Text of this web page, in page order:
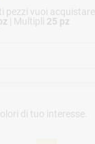
pezzi vuoi acquistare.
| Multipli 25 pz
di tuo interesse.